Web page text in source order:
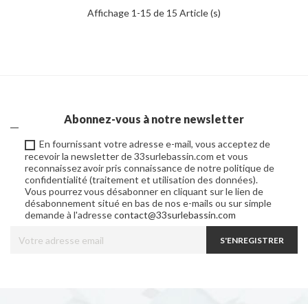
Affichage 1-15 de 15 Article (s)
Abonnez-vous à notre newsletter
En fournissant votre adresse e-mail, vous acceptez de
recevoir la newsletter de 33surlebassin.com et vous
reconnaissez avoir pris connaissance de notre politique de
confidentialité (traitement et utilisation des données).
Vous pourrez vous désabonner en cliquant sur le lien de
désabonnement situé en bas de nos e-mails ou sur simple
demande à l'adressecontact@33surlebassin.com
S'ENREGISTRER